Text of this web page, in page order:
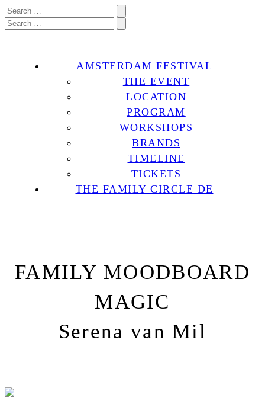
AMSTERDAM FESTIVAL
THE EVENT
LOCATION
PROGRAM
WORKSHOPS
BRANDS
TIMELINE
TICKETS
THE FAMILY CIRCLE DE
FAMILY MOODBOARD
MAGIC
Serena van Mil